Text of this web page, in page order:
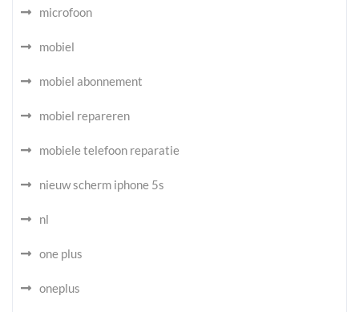
microfoon
mobiel
mobiel abonnement
mobiel repareren
mobiele telefoon reparatie
nieuw scherm iphone 5s
nl
one plus
oneplus